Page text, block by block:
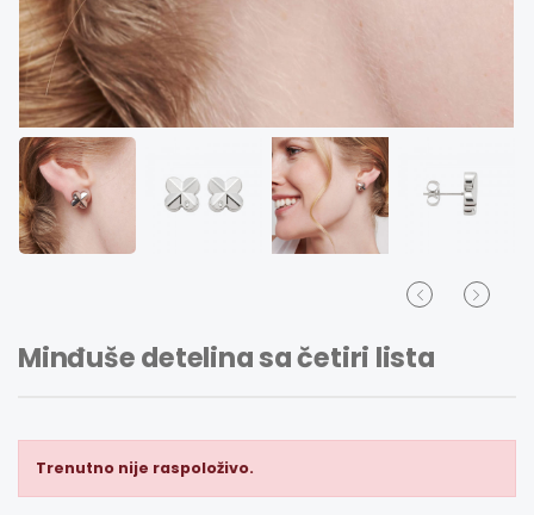
Minđuše detelina sa četiri lista
Trenutno nije raspoloživo.